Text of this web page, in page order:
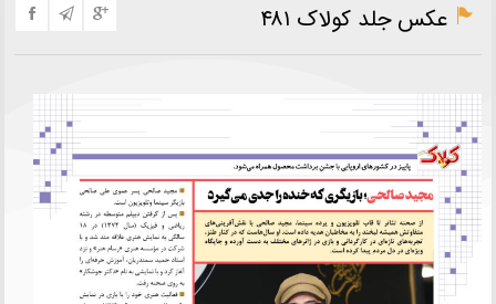
عکس جلد کولاک ۴۸۱